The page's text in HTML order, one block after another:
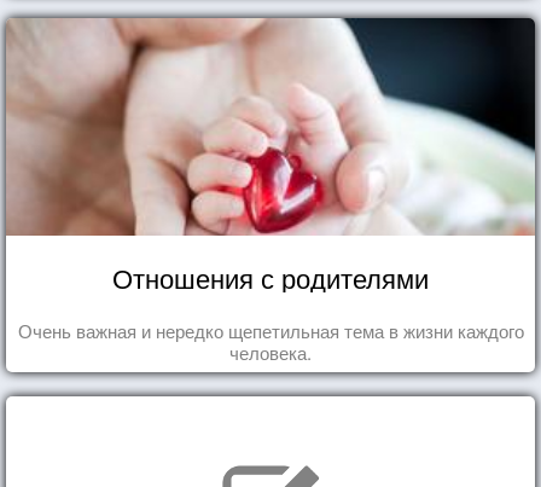
Отношения с родителями
Очень важная и нередко щепетильная тема в жизни каждого
человека.